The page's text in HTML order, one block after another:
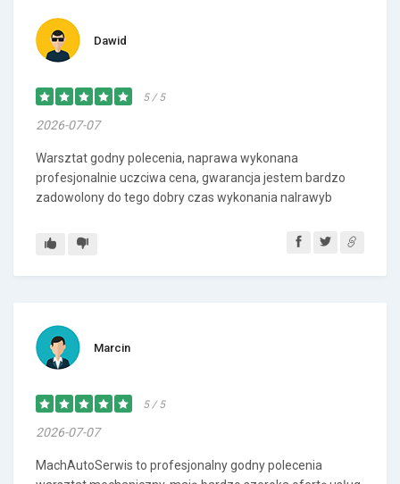
Dawid
5 / 5
2026-07-07
Warsztat godny polecenia, naprawa wykonana
profesjonalnie uczciwa cena, gwarancja jestem bardzo
zadowolony do tego dobry czas wykonania nalrawyb
Marcin
5 / 5
2026-07-07
MachAutoSerwis to profesjonalny godny polecenia